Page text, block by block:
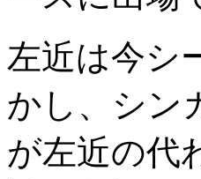
左近は今シ
かし、シン
が左近の代